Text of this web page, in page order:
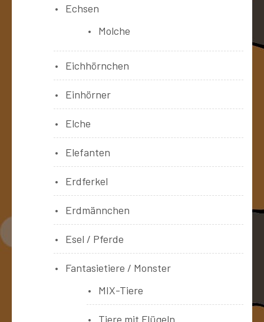
Echsen
Molche
Eichhörnchen
Einhörner
Elche
Elefanten
Erdferkel
Erdmännchen
Esel / Pferde
Fantasietiere / Monster
MIX-Tiere
Tiere mit Flügeln